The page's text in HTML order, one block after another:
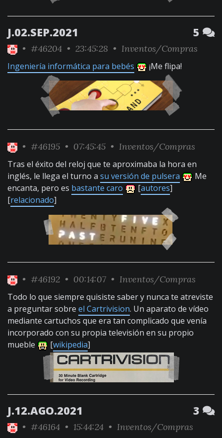
J.02.SEP.2021 5
• #46204 • 23:45:28 • Inventos/Compras
Ingeniería informática para bebés ¡Me flipa!
• #46195 • 07:45:45 • Inventos/Compras
Tras el éxito del reloj que te aproximaba la hora en
inglés, le llega el turno a su versión de pulsera
Me
encanta, pero es bastante caro [autores]
[relacionado]
• #46192 • 00:14:07 • Inventos/Compras
Todo lo que siempre quisiste saber y nunca te atreviste
a preguntar sobre el Cartrivision. Un aparato de vídeo
mediante cartuchos que era tan complicado que venía
incorporado con su propia televisión en su propio
mueble
[wikipedia]
J.12.AGO.2021 3
• #46164 • 15:44:24 • Inventos/Compras